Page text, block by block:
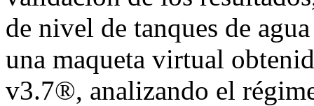
de nivel de tanques de
una maqueta virtual
v3.7®, analizando el